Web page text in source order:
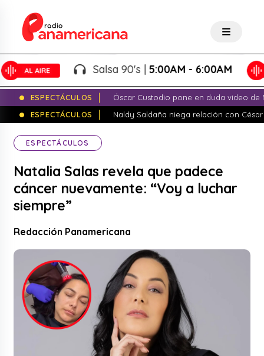
Salsa 90's |5:00AM - 6:00AM
ESPECTÁCULOS
Óscar Custodio pone en duda video de
ESPECTÁCULOS
Naldy Saldaña niega relación con
ESPECTÁCULOS
Natalia Salas revela que padece
cáncer nuevamente: “Voy a luchar
siempre”
Redacción Panamericana